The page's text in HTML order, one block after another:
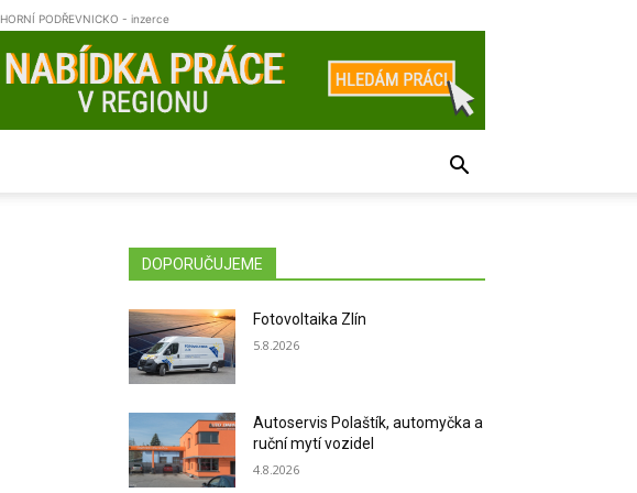
HORNÍ PODŘEVNICKO - inzerce
DOPORUČUJEME
Fotovoltaika Zlín
5.8.2026
Autoservis Polaštík, automyčka a
ruční mytí vozidel
4.8.2026